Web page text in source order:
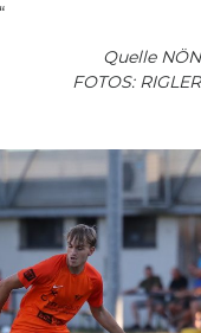
Quelle NÖN
FOTOS: RIGLER